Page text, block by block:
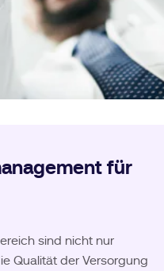
für
sind nicht nur
Qualität der Versorgung